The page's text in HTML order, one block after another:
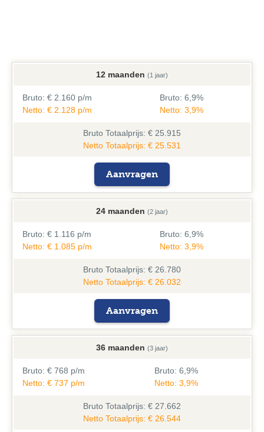
12 maanden (1 jaar)
Bruto: € 2.160 p/m
Netto: € 2.128 p/m
Bruto: 6,9%
Netto: 3,9%
Bruto Totaalprijs: € 25.915
Netto Totaalprijs: € 25.531
Aanvragen
24 maanden (2 jaar)
Bruto: € 1.116 p/m
Netto: € 1.085 p/m
Bruto: 6,9%
Netto: 3,9%
Bruto Totaalprijs: € 26.780
Netto Totaalprijs: € 26.032
Aanvragen
36 maanden (3 jaar)
Bruto: € 768 p/m
Netto: € 737 p/m
Bruto: 6,9%
Netto: 3,9%
Bruto Totaalprijs: € 27.662
Netto Totaalprijs: € 26.544